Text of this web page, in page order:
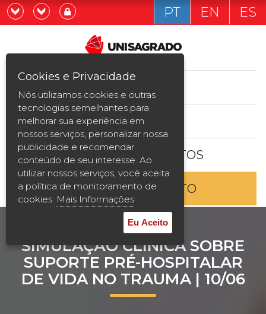
Graduação
Pós-graduação e MBA
Curta Duração
Vestibular
2ª Graduação
Transferência
Reingresso
Prouni
Já sou estudande
Quero ser estudante
PT EN ES
ESTUDE AQUI
BOLSAS E DESCONTOS
ENTRE EM CONTATO
SIMULAÇÃO CLÍNICA SOBRE
SUPORTE PRÉ-HOSPITALAR
DE VIDA NO TRAUMA | 10/06
Cookies e Privacidade
Nós utilizamos cookies e outras
tecnologias semelhantes para
melhorar sua experiência em
nossos serviços, personalizar nossa
publicidade e recomendar
conteúdo de seu interesse. Ao
utilizar nossos serviços, você aceita
a política de monitoramento de
cookies. Mais Informações
Eu Aceito